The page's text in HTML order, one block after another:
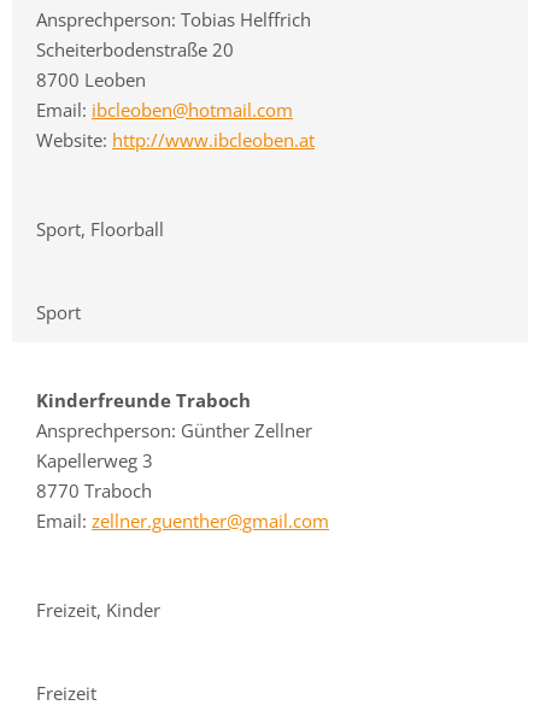
Ansprechperson: Tobias Helffrich
Scheiterbodenstraße 20
8700 Leoben
Email: ibcleoben@hotmail.com
Website: http://www.ibcleoben.at
Sport, Floorball
Sport
Kinderfreunde Traboch
Ansprechperson: Günther Zellner
Kapellerweg 3
8770 Traboch
Email: zellner.guenther@gmail.com
Freizeit, Kinder
Freizeit